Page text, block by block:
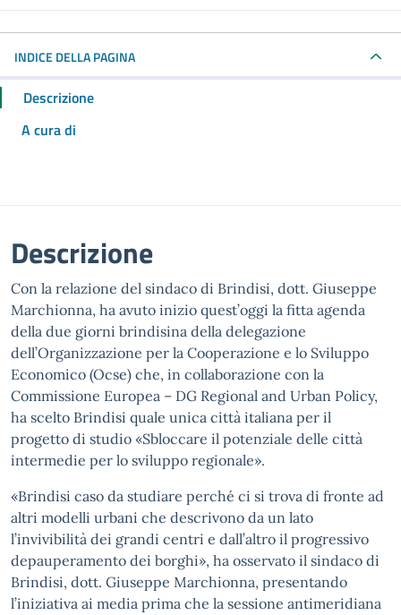
INDICE DELLA PAGINA
Descrizione
A cura di
Descrizione
Con la relazione del sindaco di Brindisi, dott. Giuseppe
Marchionna, ha avuto inizio quest’oggi la fitta agenda
della due giorni brindisina della delegazione
dell’Organizzazione per la Cooperazione e lo Sviluppo
Economico (Ocse) che, in collaborazione con la
Commissione Europea – DG Regional and Urban Policy,
ha scelto Brindisi quale unica città italiana per il
progetto di studio «Sbloccare il potenziale delle città
intermedie per lo sviluppo regionale».
«Brindisi caso da studiare perché ci si trova di fronte ad
altri modelli urbani che descrivono da un lato
l’invivibilità dei grandi centri e dall’altro il progressivo
depauperamento dei borghi», ha osservato il sindaco di
Brindisi, dott. Giuseppe Marchionna, presentando
l’iniziativa ai media prima che la sessione antimeridiana